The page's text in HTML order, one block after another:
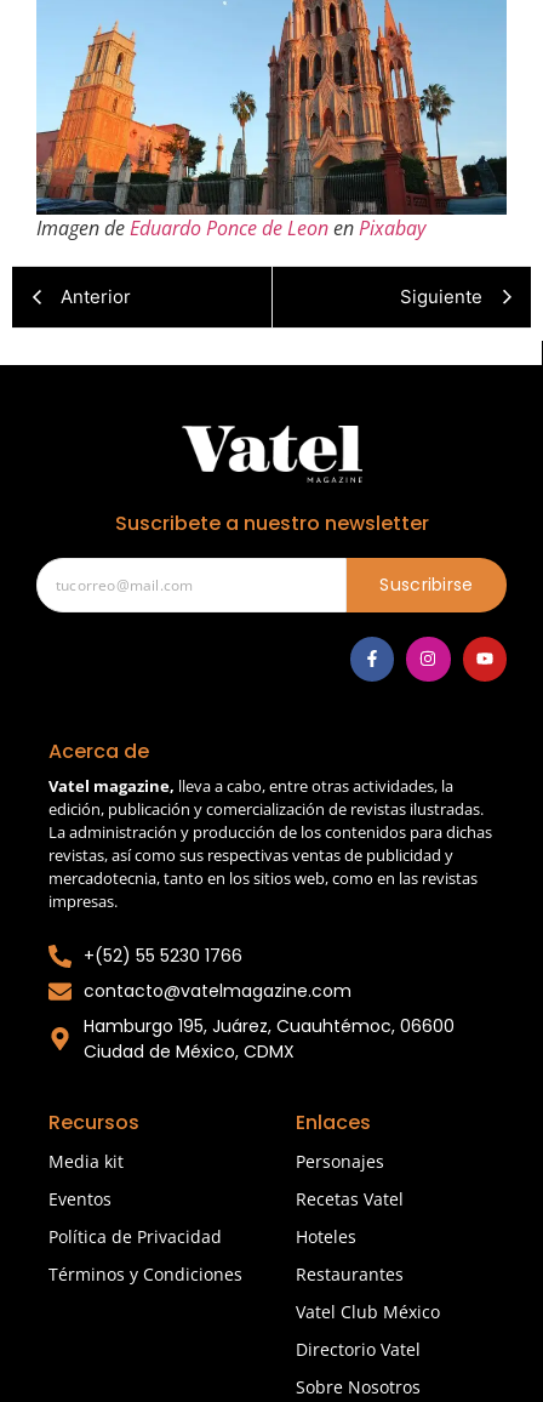
Imagen deEduardo Ponce de LeonenPixabay
Anterior Siguiente
Suscribete a nuestro newsletter
Suscribirse
Acerca de
Vatel magazine, lleva a cabo, entre otras actividades, la
edición, publicación y comercialización de revistas ilustradas.
La administración y producción de los contenidos para dichas
revistas, así como sus respectivas ventas de publicidad y
mercadotecnia, tanto en los sitios web, como en las revistas
impresas.
+(52) 55 5230 1766
contacto@vatelmagazine.com
Hamburgo 195, Juárez, Cuauhtémoc, 06600
Ciudad de México, CDMX
Recursos
Media kit
Eventos
Política de Privacidad
Términos y Condiciones
Enlaces
Personajes
Recetas Vatel
Hoteles
Restaurantes
Vatel Club México
Directorio Vatel
Sobre Nosotros